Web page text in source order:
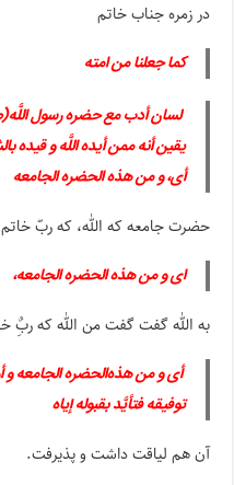
در زمره جناب خاتم
کما جعلنا من امته
لسان أدب مع حضره رسول
یقین أنه ممن أیده اللَّه و قیده
أی، و من هذه الحضره الجامعه
حضرت جامعه که الله، که ربّ
ای و من هذه الحضره الجامعه،
به الله گفت گفت من الله که ربٌِ
أی و من هذه‌الحضره‌ الجامعه و
توفیقه فتأیَّد بقبوله إیاه
آن هم لیاقت داشت و پذیرفت.